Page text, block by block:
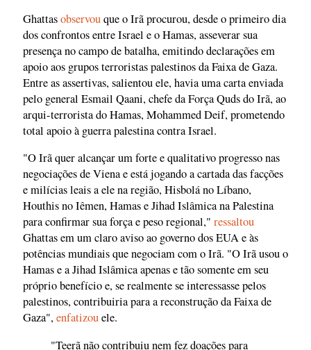
Ghattasobservouque o Irã procurou, desde o primeiro dia
dos confrontos entre Israel e o Hamas, asseverar sua
presença no campo de batalha, emitindo declarações em
apoio aos grupos terroristas palestinos da Faixa de Gaza.
Entre as assertivas, salientou ele, havia uma carta enviada
pelo general Esmail Qaani, chefe da Força Quds do Irã, ao
arqui-terrorista do Hamas, Mohammed Deif, prometendo
total apoio à guerra palestina contra Israel.
"O Irã quer alcançar um forte e qualitativo progresso nas
negociações de Viena e está jogando a cartada das facções
e milícias leais a ele na região, Hisbolá no Líbano,
Houthis no Iêmen, Hamas e Jihad Islâmica na Palestina
para confirmar sua força e peso regional," ressaltou
Ghattas em um claro aviso ao governo dos EUA e às
potências mundiais que negociam com o Irã. "O Irã usou o
Hamas e a Jihad Islâmica apenas e tão somente em seu
próprio benefício e, se realmente se interessasse pelos
palestinos, contribuiria para a reconstrução da Faixa de
Gaza",enfatizouele.
"Teerã não contribuiu nem fez doações para